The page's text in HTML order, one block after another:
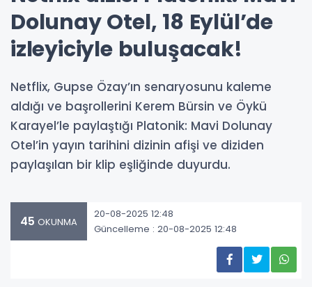
Dolunay Otel, 18 Eylül’de
izleyiciyle buluşacak!
Netflix, Gupse Özay’ın senaryosunu kaleme
aldığı ve başrollerini Kerem Bürsin ve Öykü
Karayel’le paylaştığı Platonik: Mavi Dolunay
Otel’in yayın tarihini dizinin afişi ve diziden
paylaşılan bir klip eşliğinde duyurdu.
45 OKUNMA
20-08-2025 12:48
Güncelleme : 20-08-2025 12:48